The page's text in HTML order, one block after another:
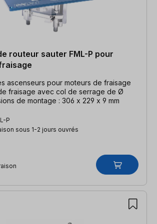
routeur sauter FML-P pour
ascenseurs pour moteurs de fraisage
fraisage avec col de serrage de Ø
de montage : 306 x 229 x 9 mm
P
sous 1-2 jours ouvrés